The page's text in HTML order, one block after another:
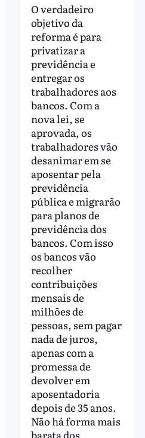
O verdadeiro
objetivo da
reforma é para
privatizar a
previdência e
entregar os
trabalhadores aos
bancos. Com a
nova lei, se
aprovada, os
trabalhadores vão
desanimar em se
aposentar pela
previdência
pública e migrarão
para planos de
previdência dos
bancos. Com isso
os bancos vão
recolher
contribuições
mensais de
milhões de
pessoas, sem pagar
nada de juros,
apenas com a
promessa de
devolver em
aposentadoria
depois de 35 anos.
Não há forma mais
barata dos